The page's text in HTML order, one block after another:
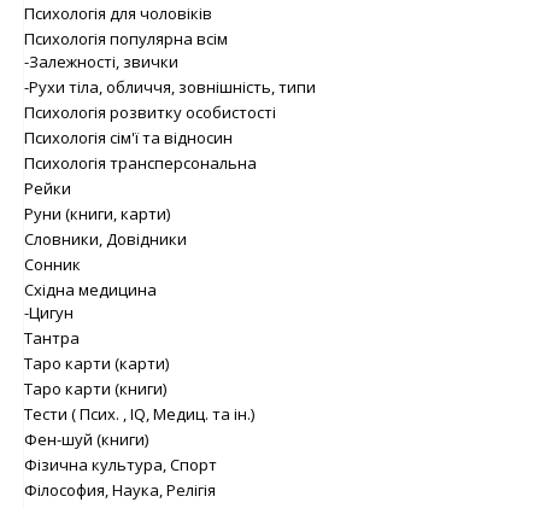
Психологія для чоловіків
Психологія популярна всім
-Залежності, звички
-Рухи тіла, обличчя, зовнішність, типи
Психологія розвитку особистості
Психологія сім'ї та відносин
Психологія трансперсональна
Рейки
Руни (книги, карти)
Словники, Довідники
Сонник
Східна медицина
-Цигун
Тантра
Таро карти (карти)
Таро карти (книги)
Тести ( Псих. , IQ, Медиц. та ін.)
Фен-шуй (книги)
Фізична культура, Спорт
Філософия, Наука, Релігія